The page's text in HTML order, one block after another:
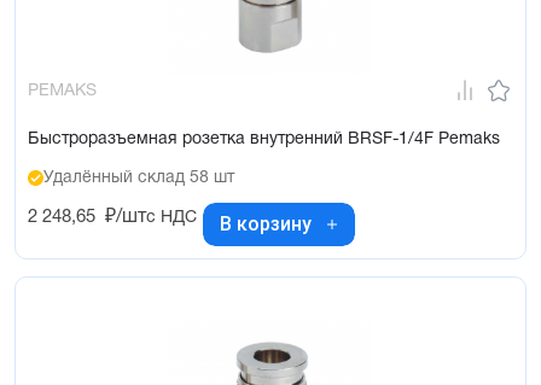
PEMAKS
Быстроразъемная розетка внутренний BRSF-1/4F Pemaks
Удалённый склад 58 шт
2 248,65 ₽/штс НДС В корзину